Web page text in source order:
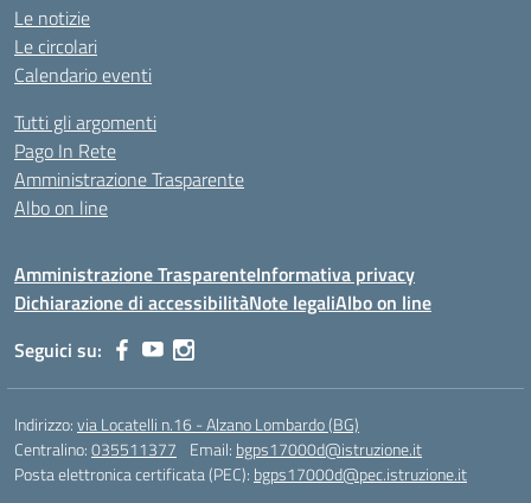
Le notizie
Le circolari
Calendario eventi
Tutti gli argomenti
Pago In Rete
Amministrazione Trasparente
Albo on line
Amministrazione TrasparenteInformativa privacy
Dichiarazione di accessibilitàNote legaliAlbo on line
Seguici su:
Indirizzo:via Locatelli n.16 - Alzano Lombardo (BG)
Centralino:035511377 Email: bgps17000d@istruzione.it
Posta elettronica certificata (PEC): bgps17000d@pec.istruzione.it